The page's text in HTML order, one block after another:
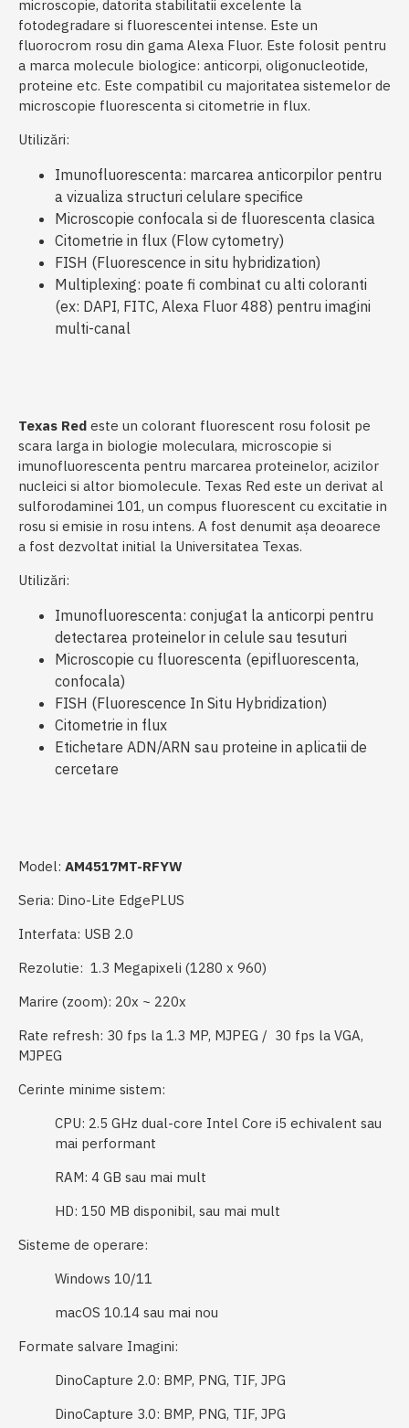
microscopie, datorita stabilitatii excelente la
fotodegradare si fluorescentei intense. Este un
fluorocrom rosu din gama Alexa Fluor. Este folosit pentru
a marca molecule biologice: anticorpi, oligonucleotide,
proteine etc. Este compatibil cu majoritatea sistemelor de
microscopie fluorescenta si citometrie in flux.
Utilizări:
Imunofluorescenta: marcarea anticorpilor pentru
a vizualiza structuri celulare specifice
Microscopie confocala si de fluorescenta clasica
Citometrie in flux (Flow cytometry)
FISH (Fluorescence in situ hybridization)
Multiplexing: poate fi combinat cu alti coloranti
(ex: DAPI, FITC, Alexa Fluor 488) pentru imagini
multi-canal
Texas Red este un colorant fluorescent rosu folosit pe
scara larga in biologie moleculara, microscopie si
imunofluorescenta pentru marcarea proteinelor, acizilor
nucleici si altor biomolecule. Texas Red este un derivat al
sulforodaminei 101, un compus fluorescent cu excitatie in
rosu si emisie in rosu intens. A fost denumit așa deoarece
a fost dezvoltat initial la Universitatea Texas.
Utilizări:
Imunofluorescenta: conjugat la anticorpi pentru
detectarea proteinelor in celule sau tesuturi
Microscopie cu fluorescenta (epifluorescenta,
confocala)
FISH (Fluorescence In Situ Hybridization)
Citometrie in flux
Etichetare ADN/ARN sau proteine in aplicatii de
cercetare
Model: AM4517MT-RFYW
Seria: Dino-Lite EdgePLUS
​Interfata: USB 2.0
Rezolutie: 1.3 Megapixeli (1280 x 960)
​Marire (zoom): 20x ~ 220x
Rate refresh: 30 fps la 1.3 MP, MJPEG / 30 fps la VGA,
MJPEG
Cerinte minime sistem:
CPU: 2.5 GHz dual-core Intel Core i5 echivalent sau
mai performant
RAM: 4 GB sau mai mult
HD: 150 MB disponibil, sau mai mult
Sisteme de operare:
Windows 10/11
macOS 10.14 sau mai nou
Formate salvare Imagini:
DinoCapture 2.0: BMP, PNG, TIF, JPG
DinoCapture 3.0: BMP, PNG, TIF, JPG